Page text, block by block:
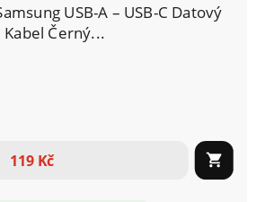
USB-A – USB-C Datový
Kabel Černý...
119 Kč 